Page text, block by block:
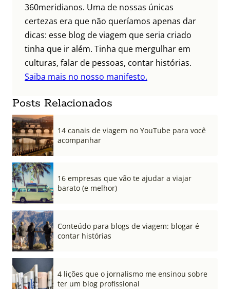
360meridianos. Uma de nossas únicas
certezas era que não queríamos apenas dar
dicas: esse blog de viagem que seria criado
tinha que ir além. Tinha que mergulhar em
culturas, falar de pessoas, contar histórias.
Saiba mais no nosso manifesto.
Posts Relacionados
14 canais de viagem no YouTube para você
acompanhar
16 empresas que vão te ajudar a viajar
barato (e melhor)
Conteúdo para blogs de viagem: blogar é
contar histórias
4 lições que o jornalismo me ensinou sobre
ter um blog profissional